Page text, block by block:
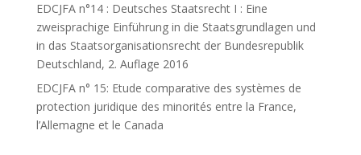
EDCJFA n°14 : Deutsches Staatsrecht I : Eine
zweisprachige Einführung in die Staatsgrundlagen und
in das Staatsorganisationsrecht der Bundesrepublik
Deutschland, 2. Auflage 2016
EDCJFA n° 15: Etude comparative des systèmes de
protection juridique des minorités entre la France,
l’Allemagne et le Canada